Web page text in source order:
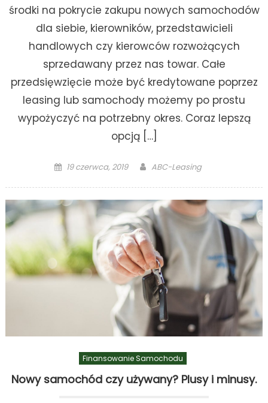
środki na pokrycie zakupu nowych samochodów
dla siebie, kierowników, przedstawicieli
handlowych czy kierowców rozwożących
sprzedawany przez nas towar. Całe
przedsięwzięcie może być kredytowane poprzez
leasing lub samochody możemy po prostu
wypożyczyć na potrzebny okres. Coraz lepszą
opcją […]
Posted
19 czerwca, 2019 Author
ABC-Leasing
Finansowanie Samochodu
Nowy samochód czy używany? Plusy i minusy.